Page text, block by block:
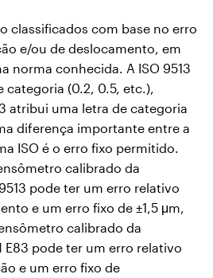
classificados com base no erro
e/ou de deslocamento, em
norma conhecida. A ISO 9513
(0.2, 0.5, etc.),
atribui uma letra de categoria
diferença importante entre a
ISO é o erro fixo permitido.
calibrado da
pode ter um erro relativo
e um erro fixo de ±1,5 μm,
calibrado da
E83 pode ter um erro relativo
e um erro fixo de